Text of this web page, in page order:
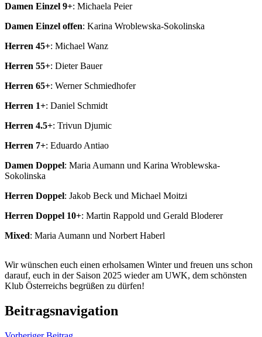
Damen Einzel 9+: Michaela Peier
Damen Einzel offen: Karina Wroblewska-Sokolinska
Herren 45+: Michael Wanz
Herren 55+: Dieter Bauer
Herren 65+: Werner Schmiedhofer
Herren 1+: Daniel Schmidt
Herren 4.5+: Trivun Djumic
Herren 7+: Eduardo Antiao
Damen Doppel: Maria Aumann und Karina Wroblewska-
Sokolinska
Herren Doppel: Jakob Beck und Michael Moitzi
Herren Doppel 10+: Martin Rappold und Gerald Bloderer
Mixed: Maria Aumann und Norbert Haberl
Wir wünschen euch einen erholsamen Winter und freuen uns schon
darauf, euch in der Saison 2025 wieder am UWK, dem schönsten
Klub Österreichs begrüßen zu dürfen!
Beitragsnavigation